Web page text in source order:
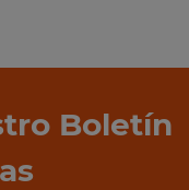
Boletín